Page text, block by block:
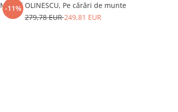
-11%
Marcel OLINESCU, Pe cărări de munte
279,78 EUR249,81 EUR